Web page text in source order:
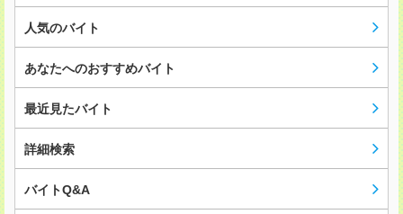
人気のバイト
あなたへのおすすめバイト
最近見たバイト
詳細検索
バイトQ&A